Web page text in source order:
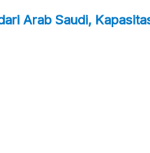
Arab Saudi,